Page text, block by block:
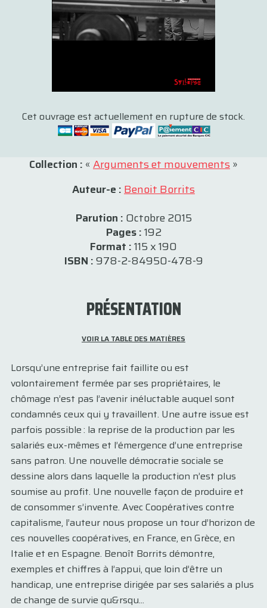
Cet ouvrage est actuellement en rupture de stock.
Collection : « Arguments et mouvements»
Auteur-e :Benoit Borrits
Parution : Octobre 2015
Pages :192
Format :115 x 190
ISBN :978-2-84950-478-9
PRÉSENTATION
VOIR LA TABLE DES MATIÈRES
Lorsqu’une entreprise fait faillite ou est
volontairement fermée par ses propriétaires, le
chômage n’est pas l’avenir inéluctable auquel sont
condamnés ceux qui y travaillent. Une autre issue est
parfois possible : la reprise de la production par les
salariés eux-mêmes et l’émergence d’une entreprise
sans patron. Une nouvelle démocratie sociale se
dessine alors dans laquelle la production n’est plus
soumise au profit. Une nouvelle façon de produire et
de consommer s’invente. Avec Coopératives contre
capitalisme, l’auteur nous propose un tour d’horizon de
ces nouvelles coopératives, en France, en Grèce, en
Italie et en Espagne. Benoît Borrits démontre,
exemples et chiffres à l’appui, que loin d’être un
handicap, une entreprise dirigée par ses salariés a plus
de change de survie qu&rsqu...